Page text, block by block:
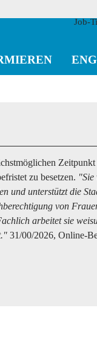
Job-
Zeitpunkt
zu besetzen.
und unterstützt die
von
arbeitet sie
31/00/2026, Online-